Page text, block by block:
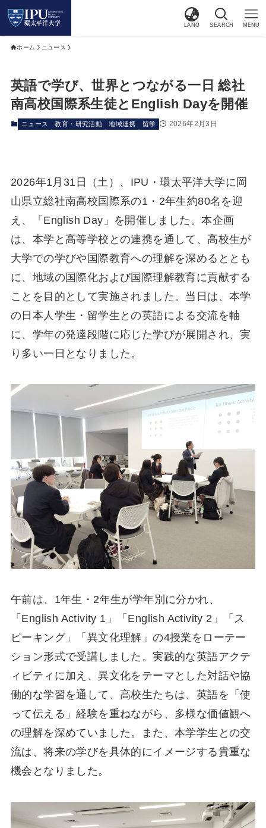
LANG SEARCH MENU
ホーム ニュース
英語で学び、世界とつながる一日 総社
南高校国際系生徒とEnglish Dayを開催
ニュース 教育・研究活動 地域連携 留学 2026年2月3日
2026年1月31日（土）、IPU・環太平洋大学に岡
山県立総社南高校国際系の1・2年生約80名を迎
え、「English Day」を開催しました。本企画
は、本学と高等学校との連携を通して、高校生が
大学での学びや国際教育への理解を深めるととも
に、地域の国際化および国際理解教育に貢献する
ことを目的として実施されました。当日は、本学
の日本人学生・留学生との英語による交流を軸
に、学年の発達段階に応じた学びが展開され、実
り多い一日となりました。
午前は、1年生・2年生が学年別に分かれ、
「English Activity 1」「English Activity 2」「ス
ピーキング」「異文化理解」の4授業をローテー
ション形式で受講しました。実践的な英語アクテ
ィビティに加え、異文化をテーマとした対話や協
働的な学習を通して、高校生たちは、英語を「使
って伝える」経験を重ねながら、多様な価値観へ
の理解を深めていました。また、本学学生との交
流は、将来の学びを具体的にイメージする貴重な
機会となりました。